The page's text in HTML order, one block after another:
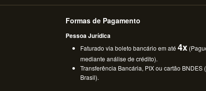
Formas de Pagamento
Pessoa Jurídica
Faturado via boleto bancário em até4x
mediante análise de crédito).
Transferência Bancária, PIX ou cartão
Brasil).